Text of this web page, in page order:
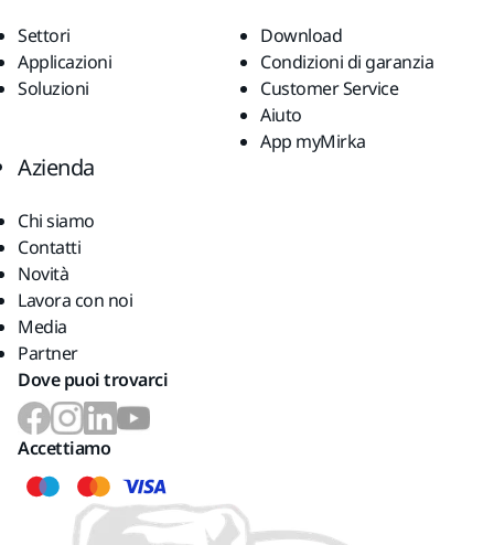
Settori
Applicazioni
Soluzioni
Download
Condizioni di garanzia
Customer Service
Aiuto
App myMirka
Azienda
Chi siamo
Contatti
Novità
Lavora con noi
Media
Partner
Dove puoi trovarci
Accettiamo